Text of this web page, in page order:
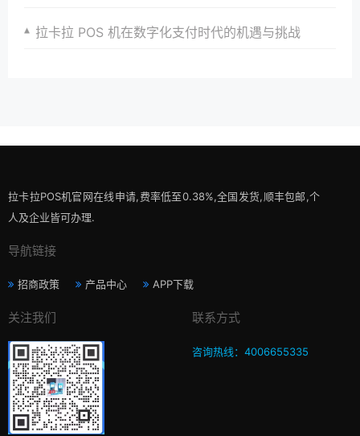
拉卡拉 POS 机在数字化支付时代的机遇与挑战
拉卡拉POS机官网在线申请,费率低至0.38%,全国发货,顺丰包邮,个
人及企业皆可办理.
导航链接
招商政策 产品中心 APP下载
关注我们 联系方式
咨询热线：4006655335